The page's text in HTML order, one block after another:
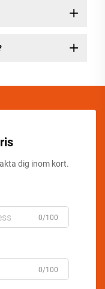
dig inom kort.
0/100
0/100